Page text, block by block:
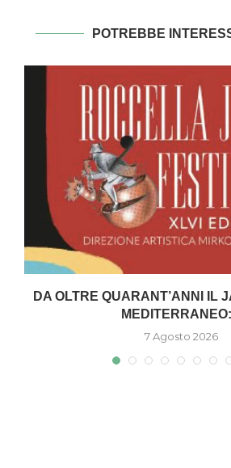
POTREBBE
DA OLTRE QUARANT’ANNI IL
7 Agosto 2026